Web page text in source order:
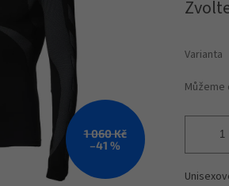
1 060 Kč
–41 %
cena:
Varianta